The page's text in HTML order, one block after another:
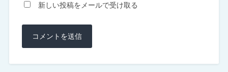
新しい投稿をメールで受け取る